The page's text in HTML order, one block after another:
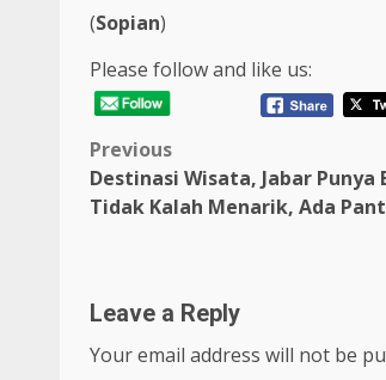
(Sopian)
Please follow and like us:
Post
navigation
Previous
Destinasi Wisata, Jabar Punya
Tidak Kalah Menarik, Ada
Leave a Reply
Your email address will not be